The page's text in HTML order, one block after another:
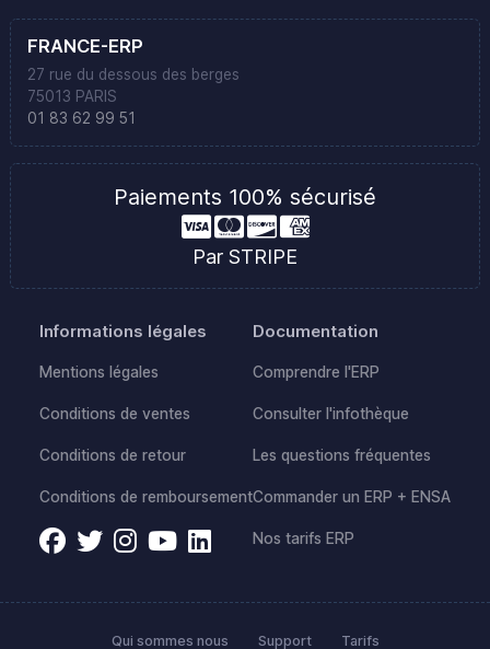
FRANCE-ERP
27 rue du dessous des berges
75013 PARIS
01 83 62 99 51
Paiements 100% sécurisé
Par STRIPE
Informations légales
Mentions légales
Conditions de ventes
Conditions de retour
Conditions de remboursement
Documentation
Comprendre l'ERP
Consulter l'infothèque
Les questions fréquentes
Commander un ERP + ENSA
Nos tarifs ERP
Qui sommes nous Support Tarifs